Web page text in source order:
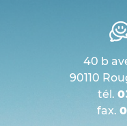
40 b
90110
tél.
fax.